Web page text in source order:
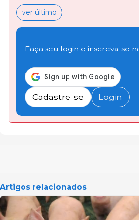
ver último
Faça seu login e inscreva-se
Cadastre-se Login
Artigos relacionados